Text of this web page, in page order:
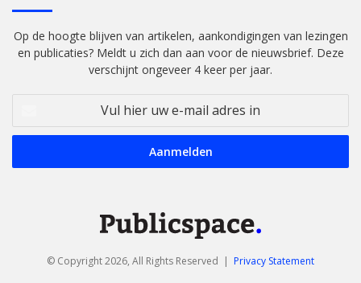
Op de hoogte blijven van artikelen, aankondigingen van lezingen
en publicaties? Meldt u zich dan aan voor de nieuwsbrief. Deze
verschijnt ongeveer 4 keer per jaar.
uw
mail
© Copyright 2026, All Rights Reserved | Privacy Statement